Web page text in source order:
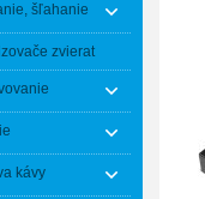
šľahanie
zvierat
kávy